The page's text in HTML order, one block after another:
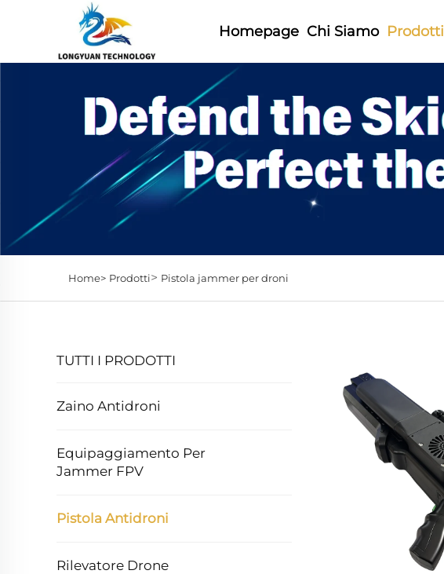
Homepage Chi Siamo Prodotti
Home> Prodotti> Pistola jammer per droni
TUTTI I PRODOTTI
Zaino Antidroni
Equipaggiamento Per
Jammer FPV
Pistola Antidroni
Rilevatore Drone